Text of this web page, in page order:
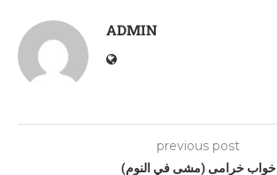
ADMIN
previous post
خواب خرامی (مشى في النوم)